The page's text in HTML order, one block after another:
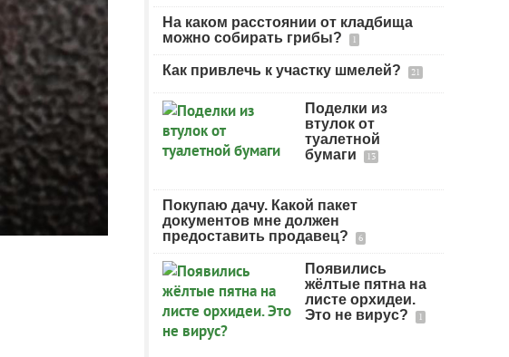
На каком расстоянии от кладбища
можно собирать грибы?
1
Как привлечь к участку шмелей? 21
Поделки из
втулок от
туалетной
бумаги
13
Покупаю дачу. Какой пакет
документов мне должен
предоставить продавец?
6
Появились
жёлтые пятна на
листе орхидеи.
Это не вирус?
1